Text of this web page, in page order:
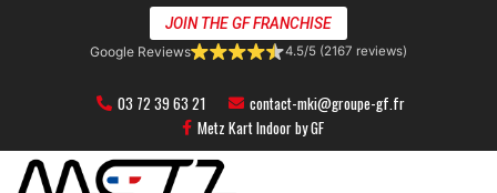
JOIN THE GF FRANCHISE
Google Reviews 4.5/5 (2167 reviews)
03 72 39 63 21
contact-mki@groupe-gf.fr
Metz Kart Indoor by GF